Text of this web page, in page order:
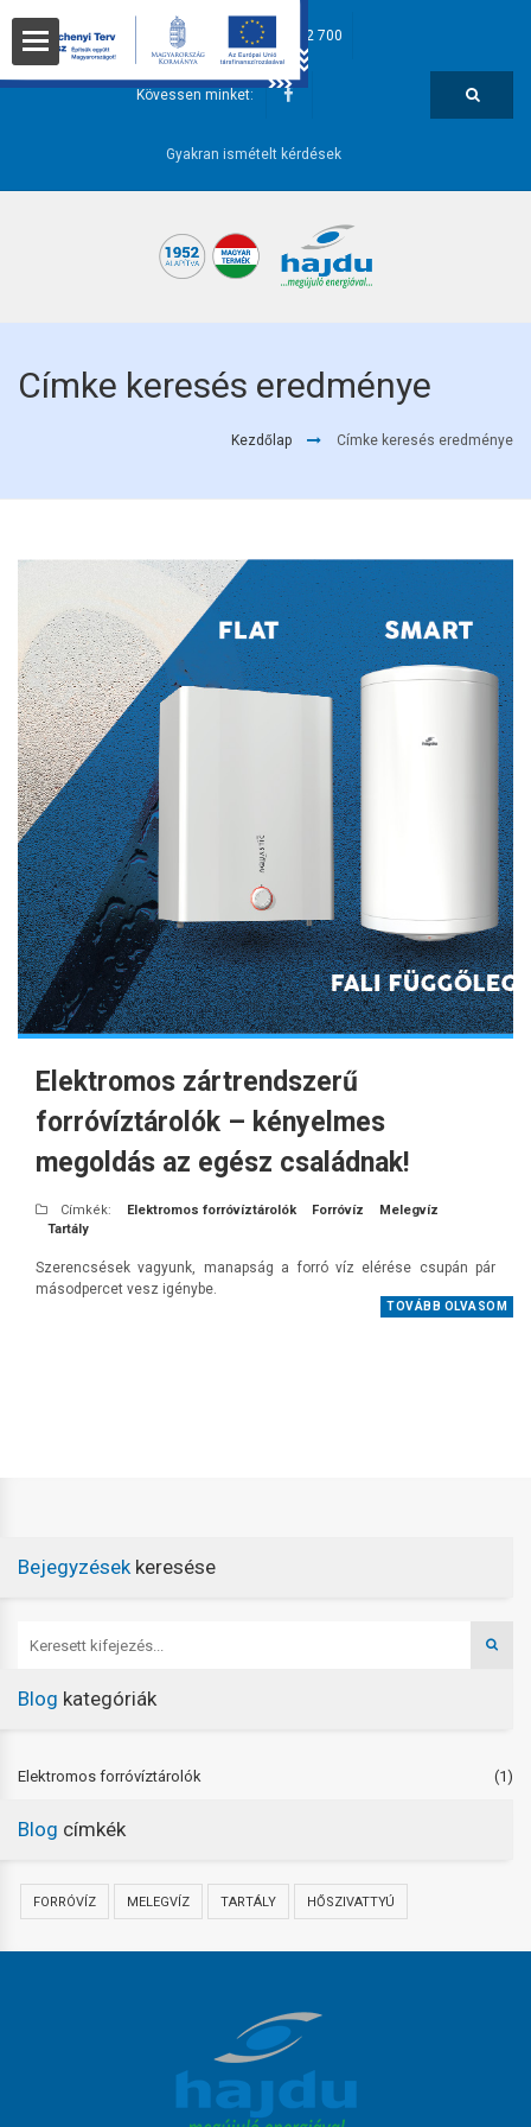
hajdu@hajdurt.hu +36 52 582 700
Kövessen minket:
Gyakran ismételt kérdések
Címke keresés eredménye
Kezdőlap Címke keresés eredménye
Elektromos zártrendszerű
forróvíztárolók – kényelmes
megoldás az egész családnak!
Címkék: Elektromos forróvíztárolók Forróvíz
Melegvíz
Tartály
Szerencsések vagyunk, manapság a forró víz elérése csupán pár
másodpercet vesz igénybe.
TOVÁBB OLVASOM
Bejegyzésekkeresése
Blog kategóriák
Elektromos forróvíztárolók (1)
Blog címkék
FORRÓVÍZ MELEGVÍZ TARTÁLY HŐSZIVATTYÚ